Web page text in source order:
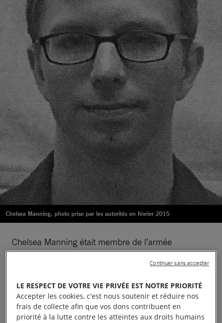
Chelsea Manning, photo prise par les autorités en février 2015
Chelsea Manning était membre de l’armée
américaine. Témoin de violations des droits
humains, elle a partagé avec WikiLeaks des
documents confidentiels de l’armée qui
documentaient de possibles violations du droit
humanitaire et des droits fondamentaux, notamment
LE RESPECT DE VOTRE VIE PRIVÉE EST NOTRE PRIORITÉ
Accepter les cookies, c'est nous soutenir et réduire nos
frais de collecte afin que vos dons contribuent en
priorité à la lutte contre les atteintes aux droits humains
Continuer sans accepter